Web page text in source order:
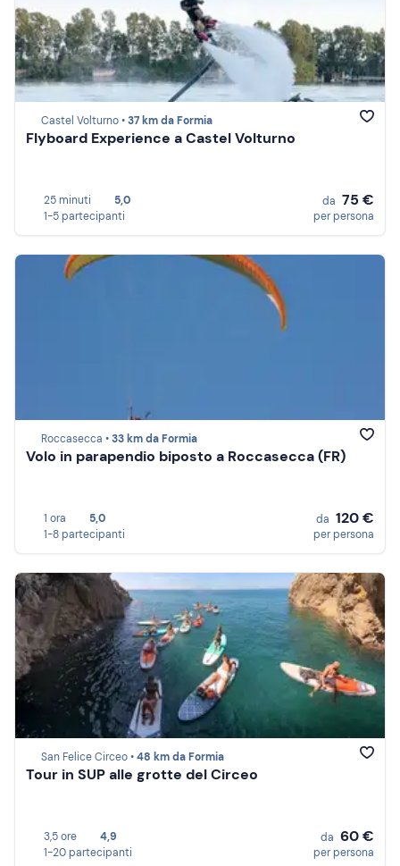
Castel Volturno •37 km da Formia
Flyboard Experience a Castel Volturno
25 minuti
5,0
1-5 partecipanti
da 75 €
per persona
Roccasecca •33 km da Formia
Volo in parapendio biposto a Roccasecca (FR)
1 ora
5,0
1-8 partecipanti
da 120 €
per persona
San Felice Circeo •48 km da Formia
Tour in SUP alle grotte del Circeo
3,5 ore
4,9
1-20 partecipanti
da 60 €
per persona